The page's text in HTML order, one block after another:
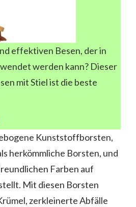
effektiven Besen, der in
werden kann? Dieser
mit Stiel ist die beste
Kunststoffborsten,
herkömmliche Borsten, und
Farben auf
Mit diesen Borsten
zerkleinerte Abfälle